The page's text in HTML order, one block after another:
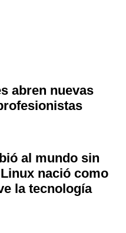
abren nuevas
al mundo sin
nació como
la tecnología